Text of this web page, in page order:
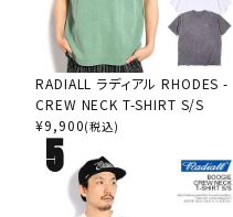
RADIALL ラディアル RHODES -
CREW NECK T-SHIRT S/S
¥9,900(税込)